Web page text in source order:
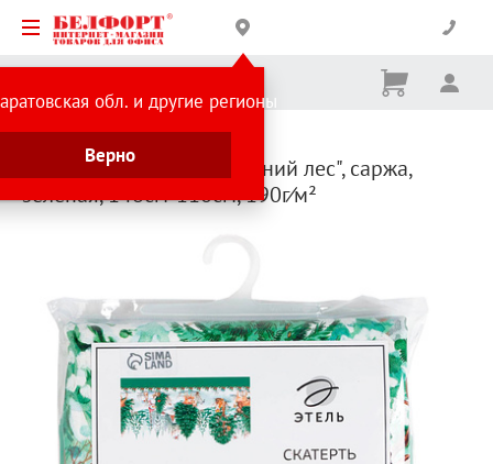
обл. и другие регионы
Верно
Корзина
Ничего
Каталог товаров Текстиль Скатерти
Скатерть Этель, "Новогодний лес", саржа,
зеленая, 148см*110см, 190г⁄м²